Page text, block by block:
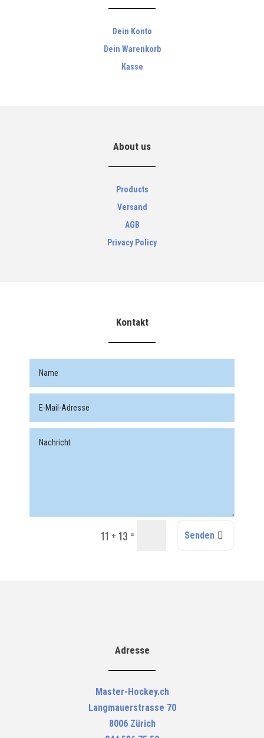
Dein Konto
Dein Warenkorb
Kasse
About us
Products
Versand
AGB
Privacy Policy
Kontakt
11 + 13 = Senden
Adresse
Master-Hockey.ch
Langmauerstrasse 70
8006 Zürich